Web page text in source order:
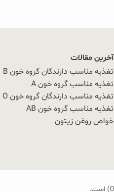
آخرین مقالات
تغذیه مناسب دارندگان گروه خون B
تغذیه مناسب گروه خون A
تغذیه مناسب دارندگان گروه خون O
تغذیه مناسب گروه خون AB
خواص روغن زیتون